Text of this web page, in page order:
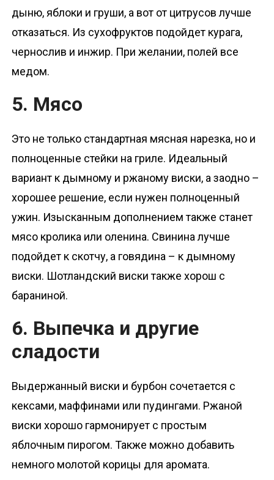
дыню, яблоки и груши, а вот от цитрусов лучше
отказаться. Из сухофруктов подойдет курага,
чернослив и инжир. При желании, полей все
медом.
5. Мясо
Это не только стандартная мясная нарезка, но и
полноценные стейки на гриле. Идеальный
вариант к дымному и ржаному виски, а заодно –
хорошее решение, если нужен полноценный
ужин. Изысканным дополнением также станет
мясо кролика или оленина. Свинина лучше
подойдет к скотчу, а говядина – к дымному
виски. Шотландский виски также хорош с
бараниной.
6. Выпечка и другие
сладости
Выдержанный виски и бурбон сочетается с
кексами, маффинами или пудингами. Ржаной
виски хорошо гармонирует с простым
яблочным пирогом. Также можно добавить
немного молотой корицы для аромата.